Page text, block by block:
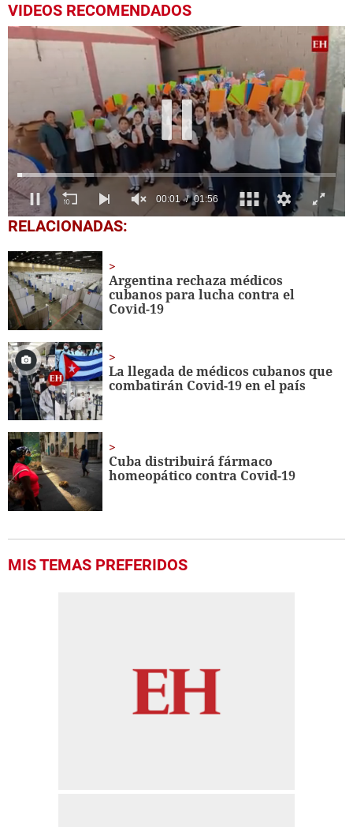
VIDEOS RECOMENDADOS
0
seconds
1
minute,
56
seconds
RELACIONADAS:
Argentina rechaza médicos
cubanos para lucha contra el
Covid-19
La llegada de médicos cubanos que
combatirán Covid-19 en el país
Cuba distribuirá fármaco
homeopático contra Covid-19
MIS TEMAS PREFERIDOS